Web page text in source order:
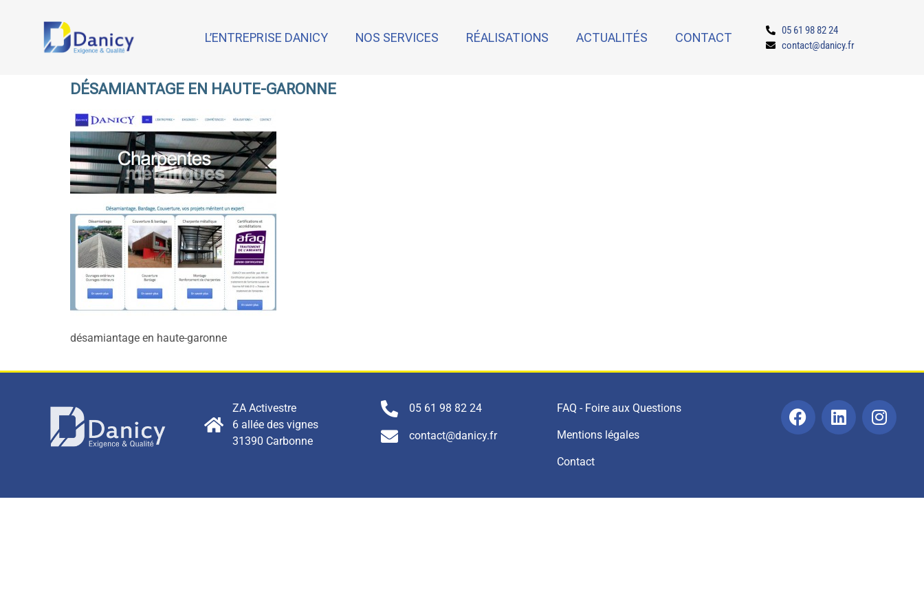
L’ENTREPRISE DANICY NOS SERVICES RÉALISATIONS ACTUALITÉS CONTACT
05 61 98 82 24
contact@danicy.fr
DÉSAMIANTAGE EN HAUTE-GARONNE
désamiantage en haute-garonne
ZA Activestre
6 allée des vignes
31390 Carbonne
05 61 98 82 24
contact@danicy.fr
FAQ - Foire aux Questions
Mentions légales
Contact